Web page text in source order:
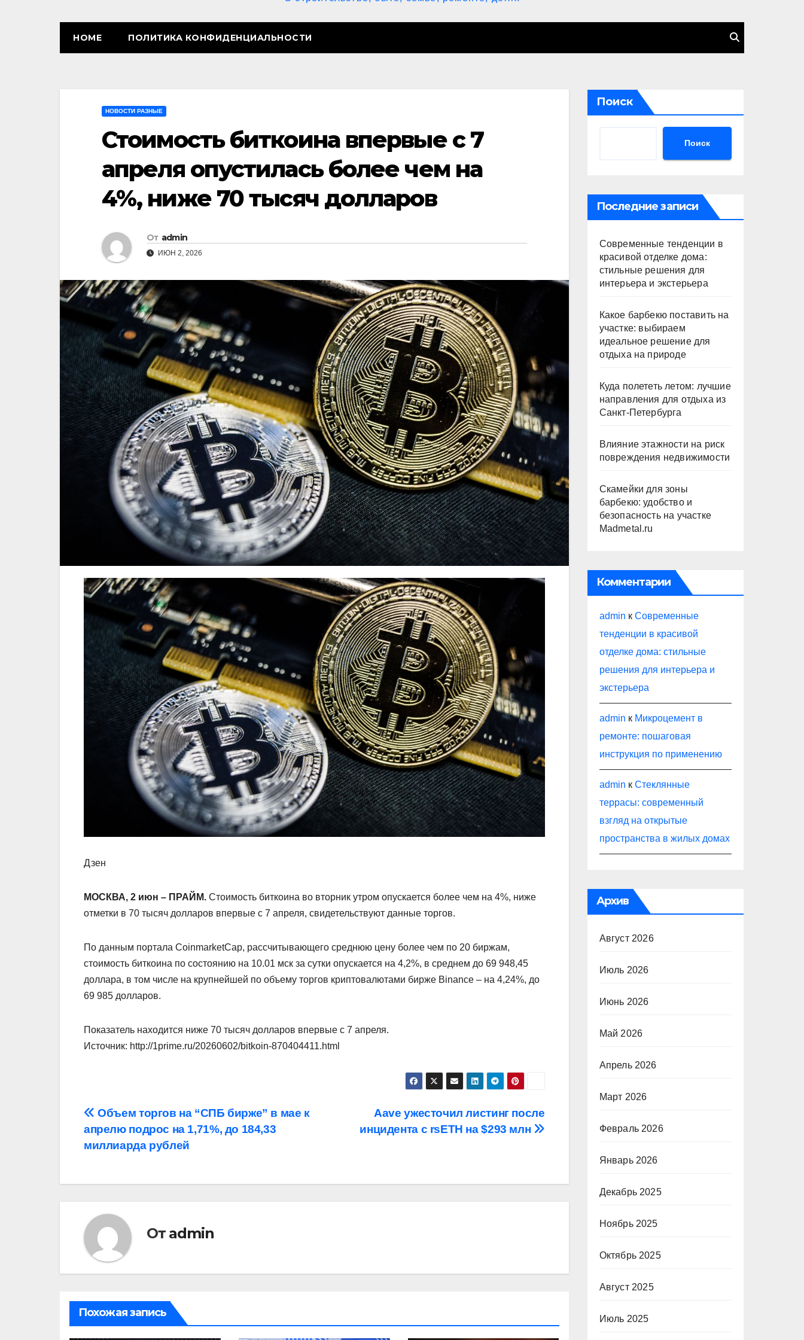
HOME ПОЛИТИКА КОНФИДЕНЦИАЛЬНОСТИ
НОВОСТИ РАЗНЫЕ
Стоимость биткоина впервые с 7
апреля опустилась более чем на
4%, ниже 70 тысяч долларов
От admin
ИЮН 2, 2026
Дзен
МОСКВА, 2 июн – ПРАЙМ. Стоимость биткоина во вторник утром опускается более чем на 4%, ниже
отметки в 70 тысяч долларов впервые с 7 апреля, свидетельствуют данные торгов.
По данным портала CoinmarketCap, рассчитывающего среднюю цену более чем по 20 биржам,
стоимость биткоина по состоянию на 10.01 мск за сутки опускается на 4,2%, в среднем до 69 948,45
доллара, в том числе на крупнейшей по объему торгов криптовалютами бирже Binance – на 4,24%, до
69 985 долларов.
Показатель находится ниже 70 тысяч долларов впервые с 7 апреля.
Источник: http://1prime.ru/20260602/bitkoin-870404411.html
Навигация
по
Aave ужесточил листинг после
инцидента с rsETH на $293 млн
Объем торгов на “СПБ бирже” в мае к
апрелю подрос на 1,71%, до 184,33
миллиарда рублей
От admin
Похожая запись
Поиск
Поиск
Последние записи
Современные тенденции в
красивой отделке дома:
стильные решения для
интерьера и экстерьера
Какое барбекю поставить на
участке: выбираем
идеальное решение для
отдыха на природе
Куда полететь летом: лучшие
направления для отдыха из
Санкт-Петербурга
Влияние этажности на риск
повреждения недвижимости
Скамейки для зоны
барбекю: удобство и
безопасность на участке
Madmetal.ru
Комментарии
admin к Современные
тенденции в красивой
отделке дома: стильные
решения для интерьера и
экстерьера
admin к Микроцемент в
ремонте: пошаговая
инструкция по применению
admin к Стеклянные
террасы: современный
взгляд на открытые
пространства в жилых домах
Архив
Август 2026
Июль 2026
Июнь 2026
Май 2026
Апрель 2026
Март 2026
Февраль 2026
Январь 2026
Декабрь 2025
Ноябрь 2025
Октябрь 2025
Август 2025
Июль 2025